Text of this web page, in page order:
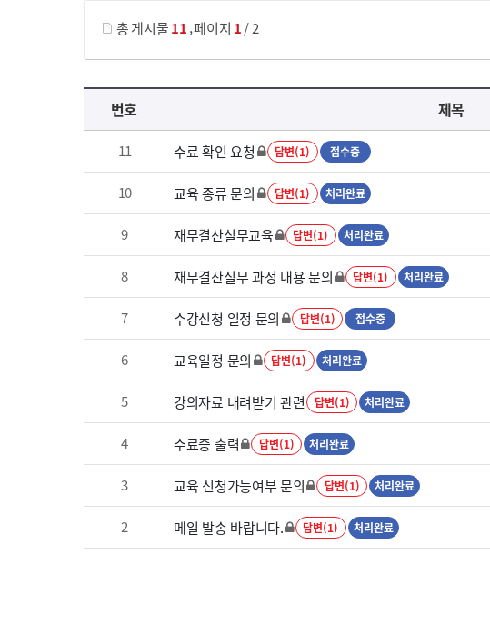
총 게시물11,페이지 1/ 2
재무결산실무 과정 목록 으로 번호, 제목, 작성자, 조회수, 등록 일로 나열 되고 있습니다.
번호 제목
11 수료 확인 요청 답변(1) 접수중
10 교육 종류 문의 답변(1) 처리완료
9 재무결산실무교육 답변(1) 처리완료
8 재무결산실무 과정 내용 문의 답변(1) 처리완료
7 수강신청 일정 문의 답변(1) 접수중
6 교육일정 문의 답변(1) 처리완료
5 강의자료 내려받기 관련 답변(1) 처리완료
4 수료증 출력 답변(1) 처리완료
3 교육 신청가능여부 문의 답변(1) 처리완료
2 메일 발송 바랍니다. 답변(1) 처리완료